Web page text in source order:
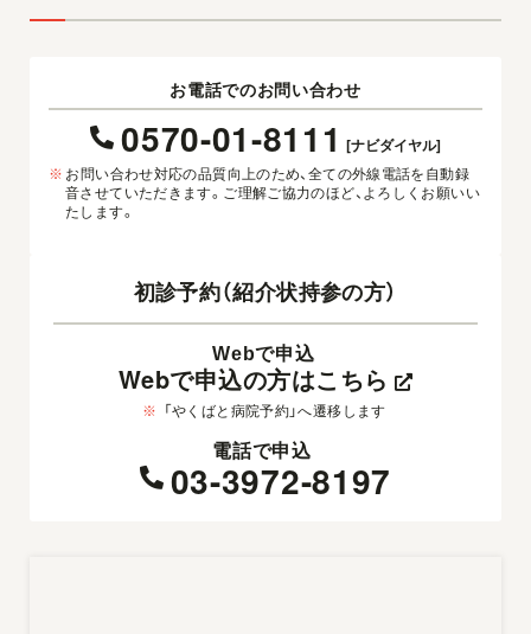
お電話でのお問い合わせ
0570-01-8111 [ナビダイヤル]
※ お問い合わせ対応の品質向上のため、全ての外線電話を自動録
音させていただきます。ご理解ご協力のほど、よろしくお願いい
たします。
初診予約（紹介状持参の方）
Webで申込
Webで申込の方はこちら
※ 「やくばと病院予約」へ遷移します
電話で申込
03-3972-8197